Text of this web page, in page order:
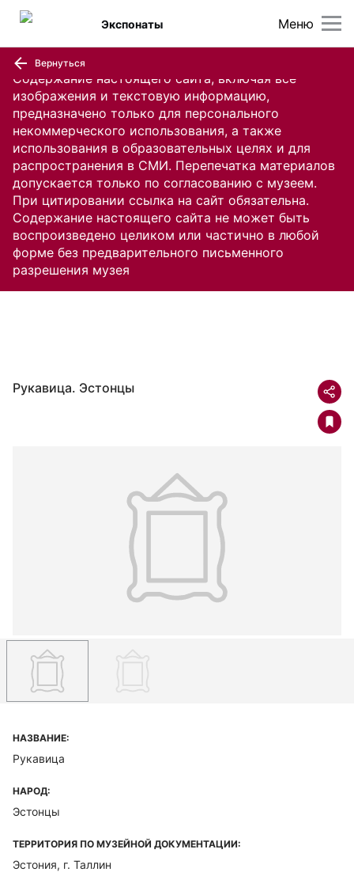
Содержание настоящего сайта, включая все
изображения и текстовую информацию,
предназначено только для персонального
некоммерческого использования, а также
использования в образовательных целях и для
распространения в СМИ. Перепечатка материалов
допускается только по согласованию с музеем.
При цитировании ссылка на сайт обязательна.
Содержание настоящего сайта не может быть
воспроизведено целиком или частично в любой
форме без предварительного письменного
разрешения музея
Меню
Экспонаты
Вернуться
Рукавица. Эстонцы
НАЗВАНИЕ:
Рукавица
НАРОД:
Эстонцы
ТЕРРИТОРИЯ ПО МУЗЕЙНОЙ ДОКУМЕНТАЦИИ:
Эстония, г. Таллин